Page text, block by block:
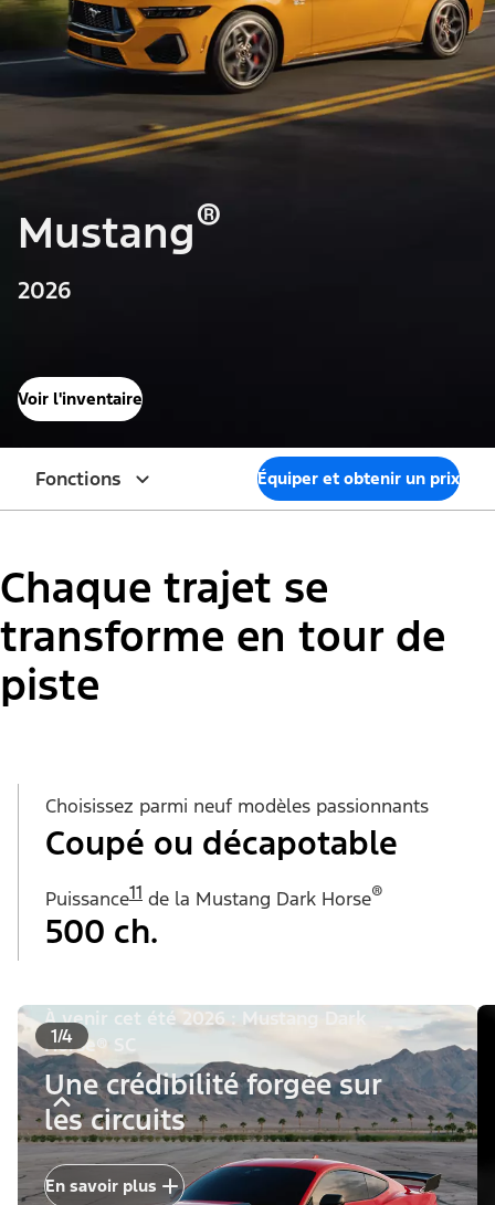
Mustang®
2026
Voir l'inventaire
Fonctions Équiper et obtenir un prix
Chaque trajet se
transforme en tour de
piste
Choisissez parmi neuf modèles passionnants
Coupé ou décapotable
Puissance11 de la Mustang Dark Horse®
500 ch.
1/4
À venir cet été 2026 : Mustang Dark
Horse® SC
Une crédibilité forgée sur
les circuits
En savoir plus